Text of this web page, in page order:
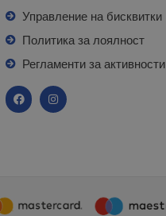
Управление на бисквитки
Политика за лоялност
Регламенти за активности